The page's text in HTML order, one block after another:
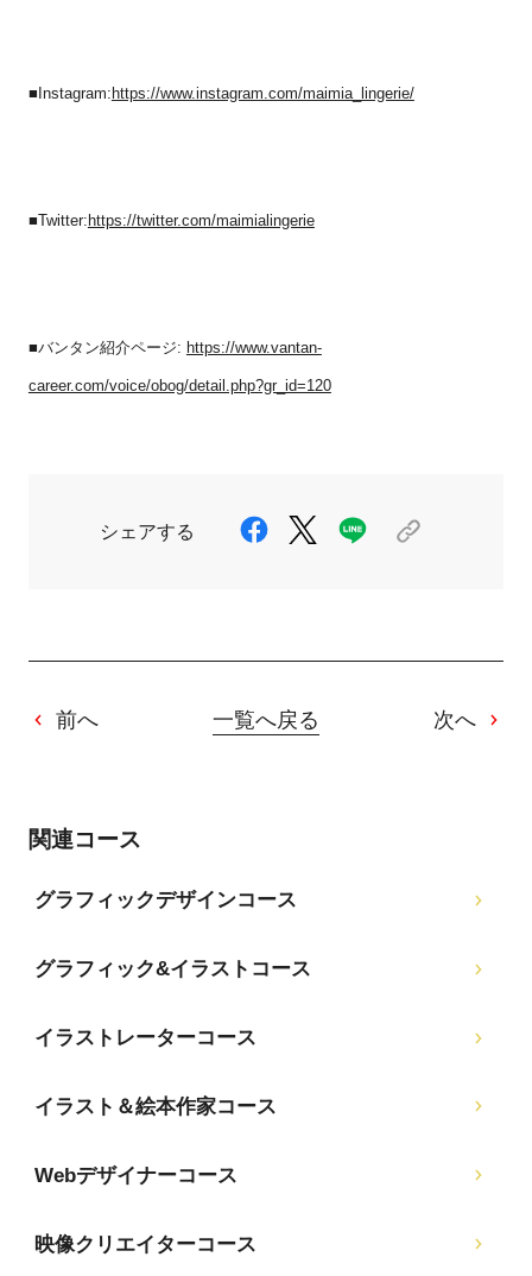
■ Instagram: https://www.instagram.com/maimia_lingerie/
■Twitter: https://twitter.com/maimialingerie
■バンタン紹介ページ: https://www.vantan-
career.com/voice/obog/detail.php?gr_id=120
シェアする
前へ 一覧へ戻る 次へ
関連コース
グラフィックデザインコース
グラフィック&イラストコース
イラストレーターコース
イラスト＆絵本作家コース
Webデザイナーコース
映像クリエイターコース